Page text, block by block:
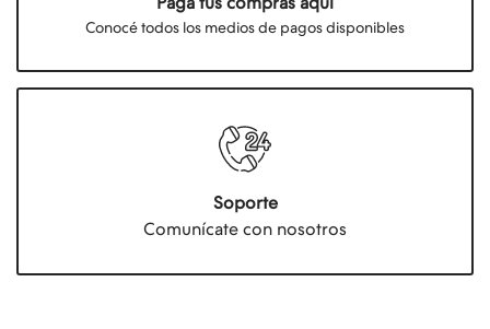
Conocé todos los medios de pagos disponibles
Soporte
Comunícate con nosotros